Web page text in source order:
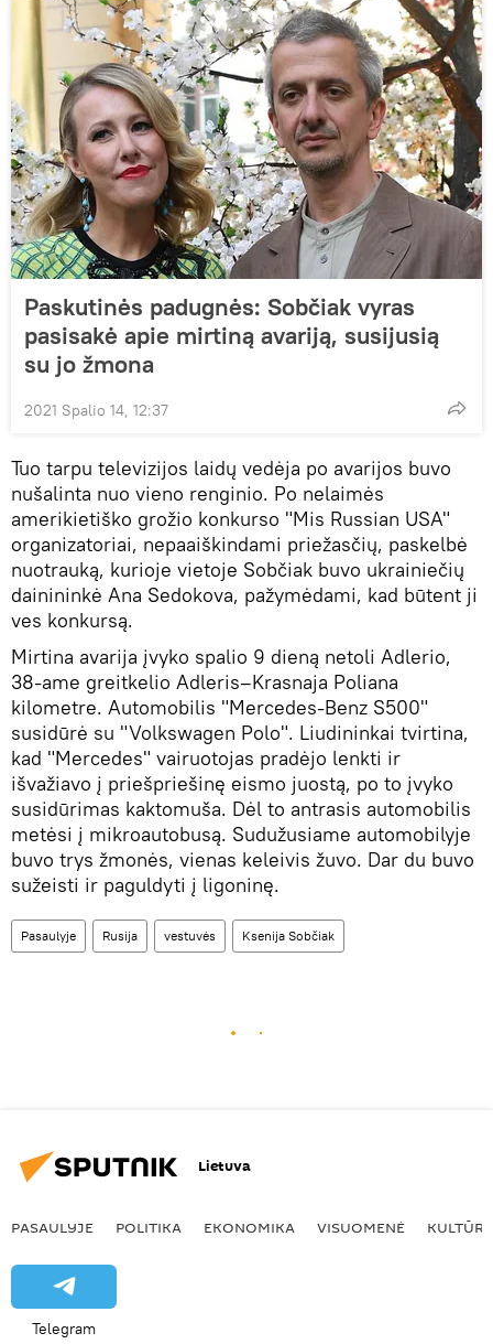
Paskutinės padugnės: Sobčiak vyras
pasisakė apie mirtiną avariją, susijusią
su jo žmona
2021 Spalio 14, 12:37
Tuo tarpu televizijos laidų vedėja po avarijos buvo
nušalinta nuo vieno renginio. Po nelaimės
amerikietiško grožio konkurso "Mis Russian USA"
organizatoriai, nepaaiškindami priežasčių, paskelbė
nuotrauką, kurioje vietoje Sobčiak buvo ukrainiečių
dainininkė Ana Sedokova, pažymėdami, kad būtent ji
ves konkursą.
Mirtina avarija įvyko spalio 9 dieną netoli Adlerio,
38-ame greitkelio Adleris–Krasnaja Poliana
kilometre. Automobilis "Mercedes-Benz S500"
susidūrė su "Volkswagen Polo". Liudininkai tvirtina,
kad "Mercedes" vairuotojas pradėjo lenkti ir
išvažiavo į priešpriešinę eismo juostą, po to įvyko
susidūrimas kaktomuša. Dėl to antrasis automobilis
metėsi į mikroautobusą. Sudužusiame automobilyje
buvo trys žmonės, vienas keleivis žuvo. Dar du buvo
sužeisti ir paguldyti į ligoninę.
Pasaulyje Rusija vestuvės Ksenija Sobčiak
Lietuva
PASAULYJE POLITIKA EKONOMIKA VISUOMENĖ KULTŪRA
Telegram